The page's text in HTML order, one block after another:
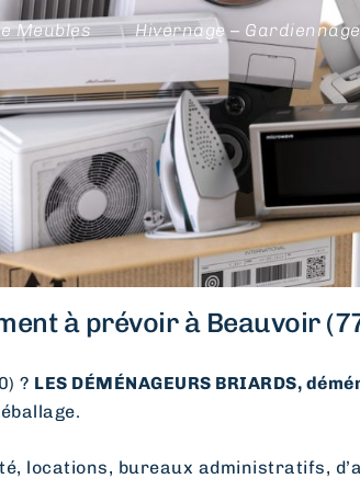
Meubles Hivernage – Gardiennage
à prévoir à Beauvoir
? LES DÉMÉNAGEURS BRIARDS,
locations, bureaux administratifs,